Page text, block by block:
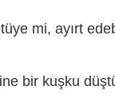
mi, ayırt
bir kuşku